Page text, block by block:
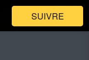
SUIVRE